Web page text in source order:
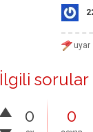
İlgili sorular
0
0